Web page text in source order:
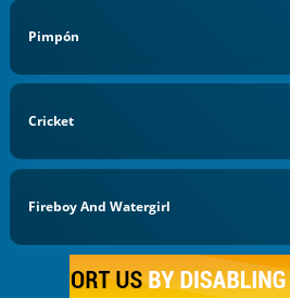
Pimpón
Cricket
Fireboy And Watergirl